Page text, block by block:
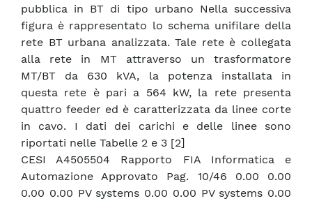
pubblica in BT di tipo urbano Nella successiva
figura è rappresentato lo schema unifilare della
rete BT urbana analizzata. Tale rete è collegata
alla rete in MT attraverso un trasformatore
MT/BT da 630 kVA, la potenza installata in
questa rete è pari a 564 kW, la rete presenta
quattro feeder ed è caratterizzata da linee corte
in cavo. I dati dei carichi e delle linee sono
riportati nelle Tabelle 2 e 3 [2]
CESI A4505504 Rapporto FIA Informatica e
Automazione Approvato Pag. 10/46 0.00 0.00
0.00 0.00 PV systems 0.00 0.00 PV systems 0.00